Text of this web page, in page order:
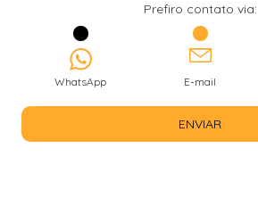
Prefiro contato via:
WhatsApp E-mail
ENVIAR